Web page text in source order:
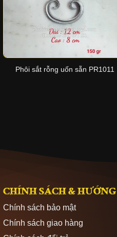
Phôi sắt rỗng uốn sẵn PR1011
CHÍNH SÁCH &
Chính sách bảo mật
Chính sách giao hàng